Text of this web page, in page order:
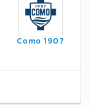
Como 1907